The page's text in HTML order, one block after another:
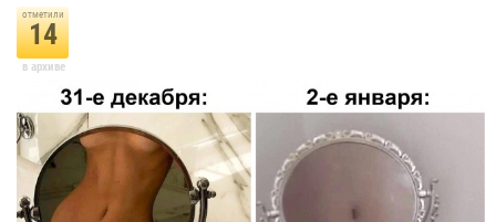
отметили
14
в архиве